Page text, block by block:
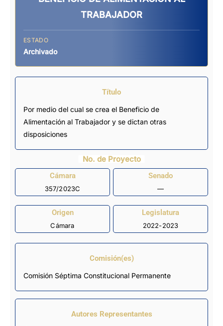
TRABAJADOR
ESTADO
Archivado
Título
Por medio del cual se crea el Beneficio de
Alimentación al Trabajador y se dictan otras
disposiciones
No. de Proyecto
Cámara
357/2023C
Senado
—
Origen
Cámara
Legislatura
2022-2023
Comisión(es)
Comisión Séptima Constitucional Permanente
Autores Representantes